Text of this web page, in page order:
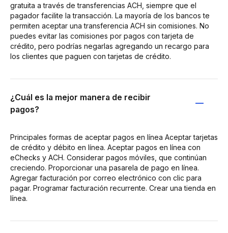
gratuita a través de transferencias ACH, siempre que el
pagador facilite la transacción. La mayoría de los bancos te
permiten aceptar una transferencia ACH sin comisiones. No
puedes evitar las comisiones por pagos con tarjeta de
crédito, pero podrías negarlas agregando un recargo para
los clientes que paguen con tarjetas de crédito.
¿Cuál es la mejor manera de recibir
pagos?
Principales formas de aceptar pagos en línea Aceptar tarjetas
de crédito y débito en línea. Aceptar pagos en línea con
eChecks y ACH. Considerar pagos móviles, que continúan
creciendo. Proporcionar una pasarela de pago en línea.
Agregar facturación por correo electrónico con clic para
pagar. Programar facturación recurrente. Crear una tienda en
línea.